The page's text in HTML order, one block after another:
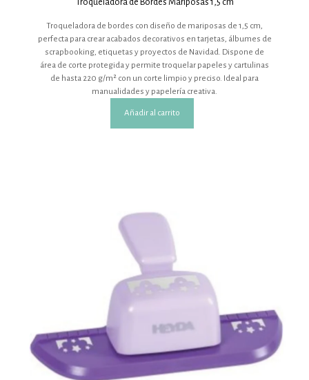
Troqueladora de bordes con diseño de mariposas de 1,5 cm,
perfecta para crear acabados decorativos en tarjetas, álbumes de
scrapbooking, etiquetas y proyectos de Navidad. Dispone de
área de corte protegida y permite troquelar papeles y cartulinas
de hasta 220 g/m² con un corte limpio y preciso. Ideal para
manualidades y papelería creativa.
Añadir al carrito